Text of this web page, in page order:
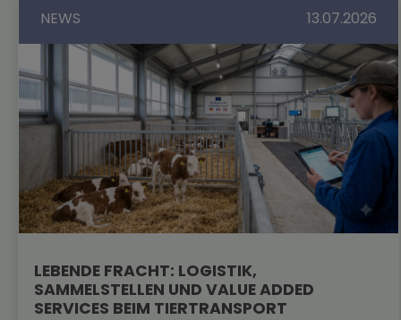
NEWS 13.07.2026
LEBENDE FRACHT: LOGISTIK,
SAMMELSTELLEN UND VALUE ADDED
SERVICES BEIM TIERTRANSPORT